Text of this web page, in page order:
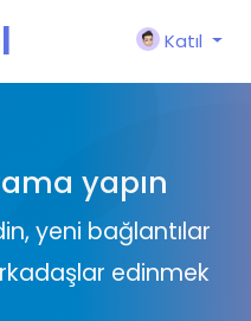
Katıl
yapın
yeni bağlantılar
edinmek